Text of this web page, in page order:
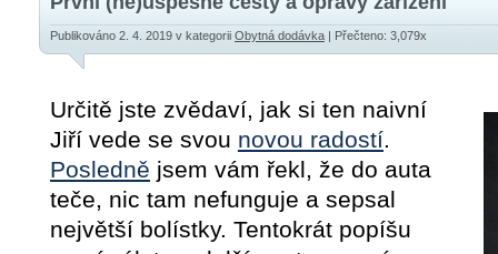
Publikováno 2. 4. 2019 v kategorii Obytná dodávka | Přečteno: 3,079x
Určitě jste zvědaví, jak si ten naivní
Jiří vede se svou novou radostí.
Posledně jsem vám řekl, že do auta
teče, nic tam nefunguje a sepsal
největší bolístky. Tentokrát popíšu